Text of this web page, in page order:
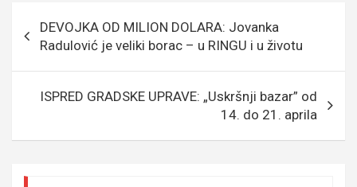
o
o
k
g
e
g
er
p
p
чланка
DEVOJKA OD MILION DOLARA: Jovanka
Radulović je veliki borac – u RINGU i u životu
ISPRED GRADSKE UPRAVE: „Uskršnji bazar” od
14. do 21. aprila